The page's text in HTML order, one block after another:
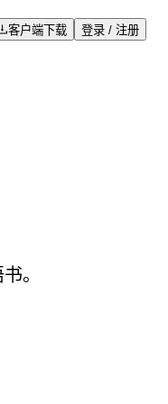
客户端下载 登录 / 注册
。